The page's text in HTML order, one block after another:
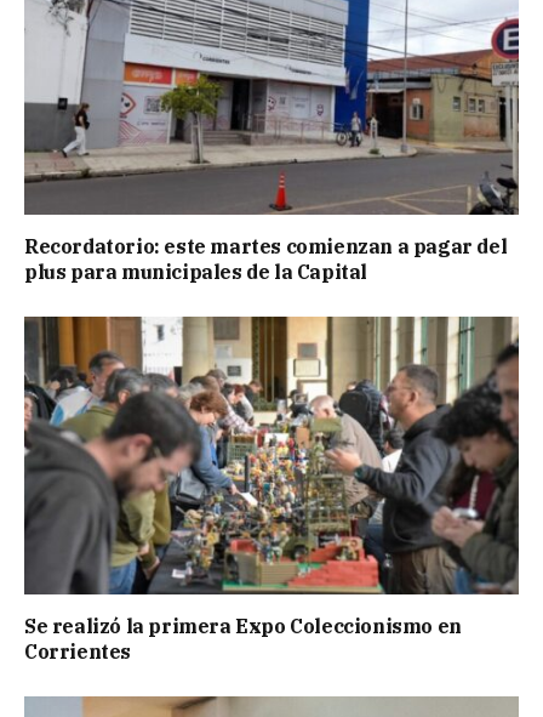
Recordatorio: este martes comienzan a pagar del
plus para municipales de la Capital
Se realizó la primera Expo Coleccionismo en
Corrientes